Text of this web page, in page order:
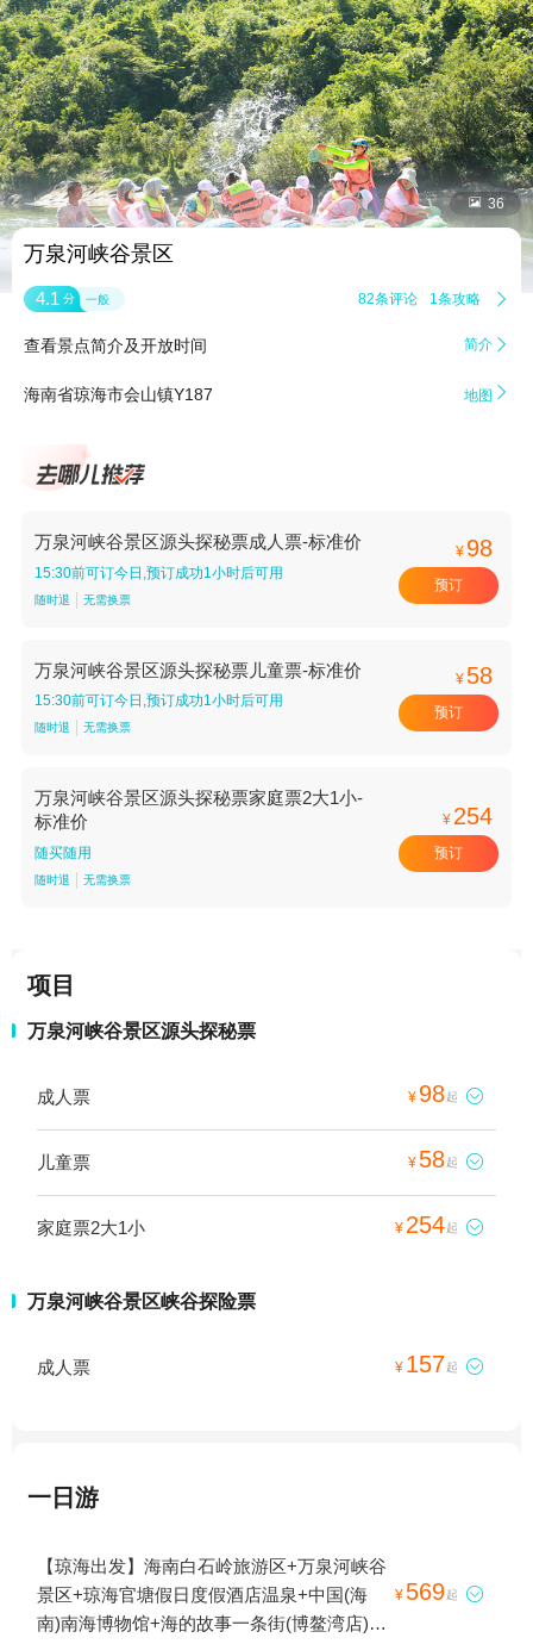
 36
万泉河峡谷景区
4.1 分 一般 82条评论 1条攻略 
查看景点简介及开放时间 简介 
海南省琼海市会山镇Y187 地图 
万泉河峡谷景区源头探秘票成人票-标准价
15:30前可订今日,预订成功1小时后可用
随时退 无需换票
¥ 98
预订
万泉河峡谷景区源头探秘票儿童票-标准价
15:30前可订今日,预订成功1小时后可用
随时退 无需换票
¥ 58
预订
万泉河峡谷景区源头探秘票家庭票2大1小-
标准价
随买随用
随时退 无需换票
¥ 254
预订
项目
万泉河峡谷景区源头探秘票
成人票 ¥ 98起 
儿童票 ¥ 58起 
家庭票2大1小 ¥ 254起 
万泉河峡谷景区峡谷探险票
成人票 ¥ 157起 
一日游
【琼海出发】海南白石岭旅游区+万泉河峡谷
景区+琼海官塘假日度假酒店温泉+中国(海
南)南海博物馆+海的故事一条街(博鳌湾店)1
¥ 569起 
